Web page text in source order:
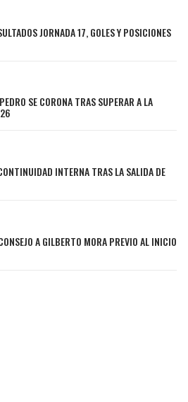
JORNADA 17, GOLES Y POSICIONES
SE CORONA TRAS SUPERAR A LA
INTERNA TRAS LA SALIDA DE
A GILBERTO MORA PREVIO AL INICIO